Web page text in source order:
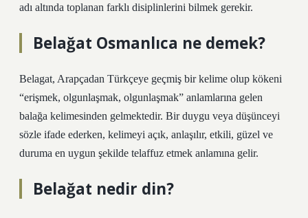
adı altında toplanan farklı disiplinlerini bilmek gerekir.
Belağat Osmanlıca ne demek?
Belagat, Arapçadan Türkçeye geçmiş bir kelime olup kökeni
“erişmek, olgunlaşmak, olgunlaşmak” anlamlarına gelen
balağa kelimesinden gelmektedir. Bir duygu veya düşünceyi
sözle ifade ederken, kelimeyi açık, anlaşılır, etkili, güzel ve
duruma en uygun şekilde telaffuz etmek anlamına gelir.
Belağat nedir din?